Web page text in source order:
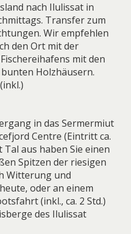
nach Ilulissat in
Transfer zum
Wir empfehlen
den Ort mit der
mit den
Holzhäusern.
in das Sermermiut
Centre (Eintritt ca.
Tal aus haben Sie einen
Spitzen der riesigen
Witterung und
oder an einem
(inkl., ca. 2 Std.)
des Ilulissat